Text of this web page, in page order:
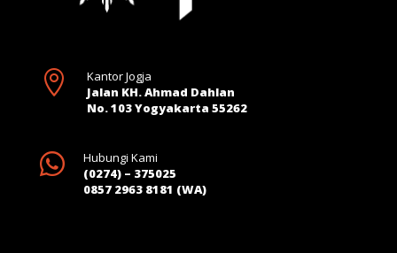

Kantor Jogja
Jalan KH. Ahmad Dahlan
No. 103 Yogyakarta 55262

Hubungi Kami
(0274) – 375025
0857 2963 8181 (WA)